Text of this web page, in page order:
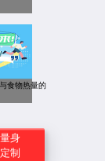
食物热量的
量身
定制